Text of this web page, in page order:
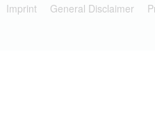
Imprint General Disclaimer